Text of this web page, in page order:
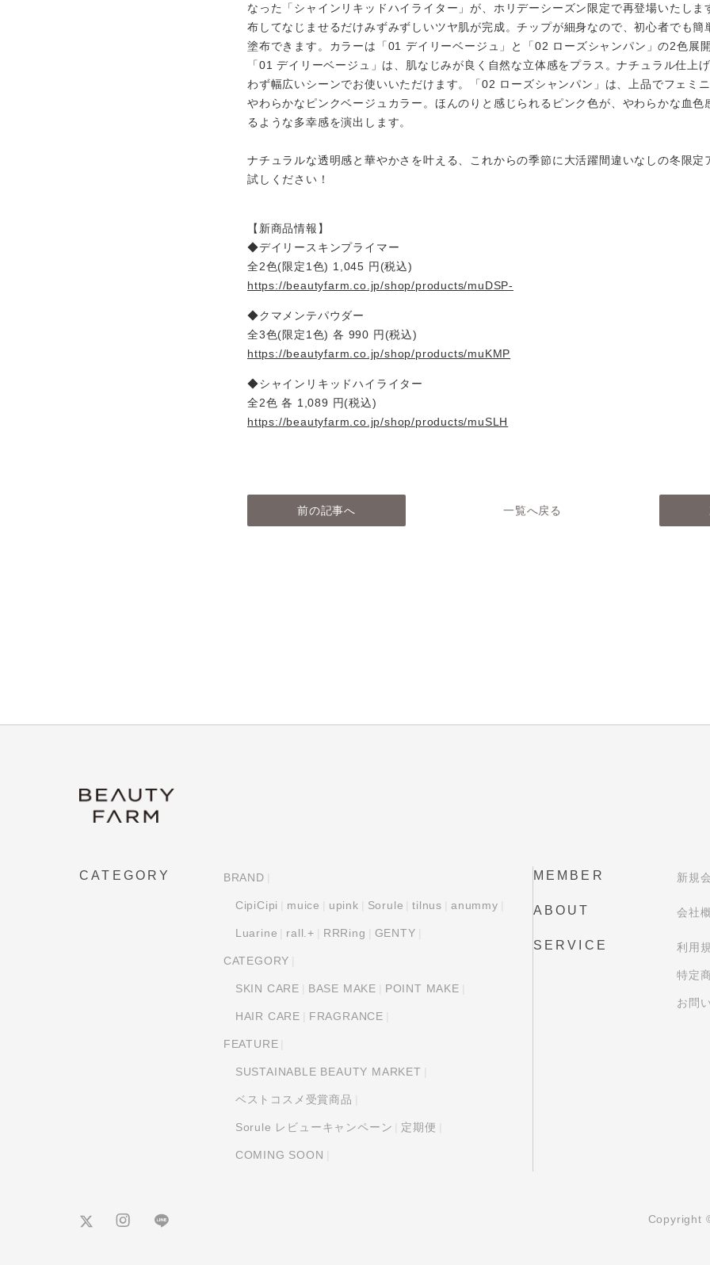
なった「シャインリキッドハイライター」が、ホリデーシーズン限定で再登場いたしま
布してなじませるだけみずみずしいツヤ肌が完成。チップが細身なので、初心者でも簡
塗布できます。カラーは「01 デイリーベージュ」と「02 ローズシャンパン」の2色展開
「01 デイリーベージュ」は、肌なじみが良く自然な立体感をプラス。ナチュラル仕上
わず幅広いシーンでお使いいただけます。「02 ローズシャンパン」は、上品でフェミ
やわらかなピンクベージュカラー。ほんのりと感じられるピンク色が、やわらかな血色
るような多幸感を演出します。
ナチュラルな透明感と華やかさを叶える、これからの季節に大活躍間違いなしの冬限定
試しください！
【新商品情報】
◆デイリースキンプライマー
全2色(限定1色) 1,045 円(税込)
https://beautyfarm.co.jp/shop/products/muDSP-
◆クマメンテパウダー
全3色(限定1色) 各 990 円(税込)
https://beautyfarm.co.jp/shop/products/muKMP
◆シャインリキッドハイライター
全2色 各 1,089 円(税込)
https://beautyfarm.co.jp/shop/products/muSLH
前の記事へ 一覧へ戻る
CATEGORY BRAND
CipiCipi muice upink Sorule tilnus anummy
Luarine rall.+ RRRing GENTY
CATEGORY
SKIN CARE BASE MAKE POINT MAKE
HAIR CARE FRAGRANCE
FEATURE
SUSTAINABLE BEAUTY MARKET
ベストコスメ受賞商品
Sorule レビューキャンペーン 定期便
COMING SOON
MEMBER 新規
ABOUT 会社
SERVICE 利用
特定
お問
Copyright